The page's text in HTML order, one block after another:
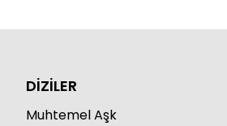
DİZİLER
Muhtemel Aşk